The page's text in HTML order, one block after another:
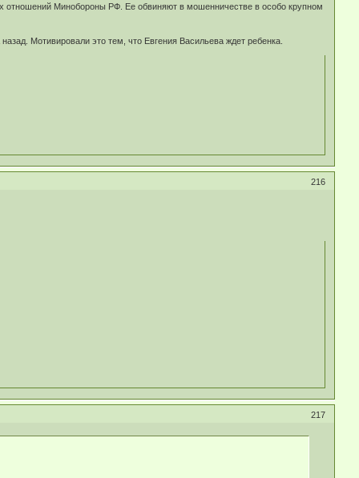
отношений Минобороны РФ. Ее обвиняют в мошенничестве в особо крупном
Мотивировали это тем, что Евгения Васильева ждет ребенка.
216
217